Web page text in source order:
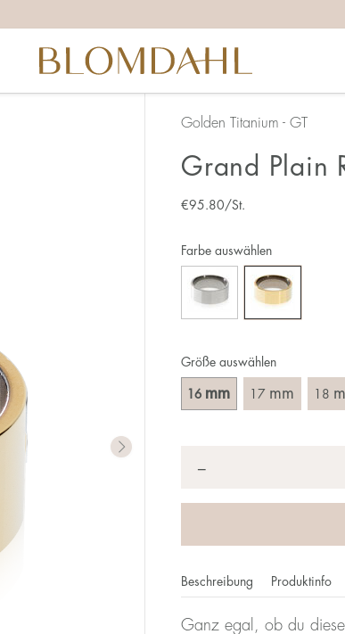
Golden Titanium - GT
Grand Plain
€95.80/St.
Größe auswählen
16 mm 17 mm 18
Farbe auswählen
−
Beschreibung Produktinfo
Ganz egal, ob du
zu ermitteln, solltest du ein paar Dinge
– 1 mm entspricht einer ganzen Größe.
du den Ring über den Knöchel ziehen musst.
Ring muss meist eine größere Größe gewählt
zwei Größen stehst, empfehlen wir, dass
es, die Ringgröße an einem Ring zu messen,
den Ring legst und das Innenmaß in mm abliest.